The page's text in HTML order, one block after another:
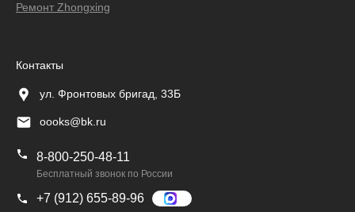
Ремонт Zhongxing
Контакты
ул. Фронтовых бригад, 33Б
oooks@bk.ru
8-800-250-48-11
Бесплатный звонок по России
+7 (912) 655-89-96